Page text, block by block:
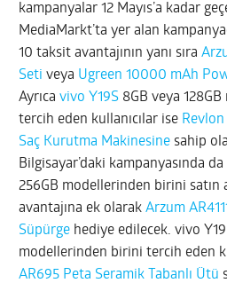
kampanyalar 12 Mayıs’a kadar
MediaMarkt’ta yer alan
10 taksit avantajının yanı sıra
Seti veya Ugreen 10000 mAh
Ayrıcavivo Y19S 8GB veya
tercih eden kullanıcılar ise Revlon
Saç Kurutma Makinesine sahip
Bilgisayar’daki kampanyasında
256GB modellerinden birini satın
avantajına ek olarakArzum
Süpürge hediye edilecek. vivo
modellerinden birini tercih eden
AR695 Peta Seramik Tabanlı Ütü